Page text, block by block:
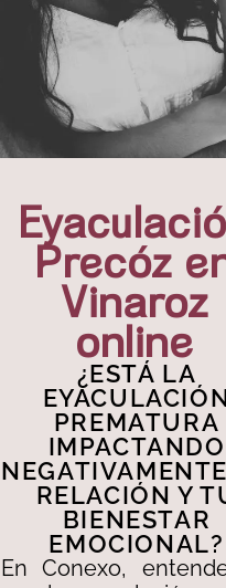
Precóz
Vinaroz
online
¿ESTÁ LA
PREMATURA
IMPACTANDO
RELACIÓN Y
BIENESTAR
EMOCIONAL?​
En Conexo,